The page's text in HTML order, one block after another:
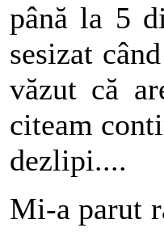
până la 5
sesizat
văzut că
citeam
dezlipi....
Mi-a parut